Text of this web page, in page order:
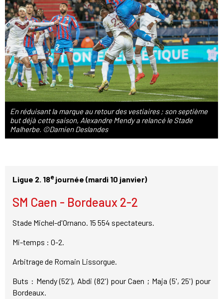
En réduisant la marque au retour des vestiaires ; son septième
but déjà cette saison, Alexandre Mendy a relancé le Stade
Malherbe. ©Damien Deslandes
Ligue 2. 18ejournée (mardi 10 janvier)
SM Caen - Bordeaux 2-2
Stade Michel-d'Ornano. 15 554 spectateurs.
Mi-temps : 0-2.
Arbitrage de Romain Lissorgue.
Buts : Mendy (52'), Abdi (82') pour Caen ; Maja (5', 25') pour
Bordeaux.